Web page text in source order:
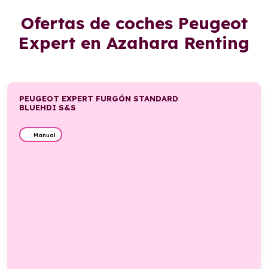
Ofertas de coches Peugeot
Expert en Azahara Renting
PEUGEOT EXPERT FURGÓN STANDARD
BLUEHDI S&S
Manual